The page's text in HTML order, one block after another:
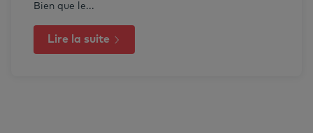
Bien que le...
Lire la suite